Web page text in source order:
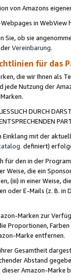
von Amazons
in WebView
Sie, ob sie
derVereinbarung.
für das
die wir Ihnen als
jede Nutzung der
DURCH
mit der
definiert)
für den in der
Weise, die ein
(iii) in einer Weise,
E-Mails (z. B. in
Marken zur
Proportionen,
Marke entfernen.
Gesamtheit
Abstand
Amazon-Marke